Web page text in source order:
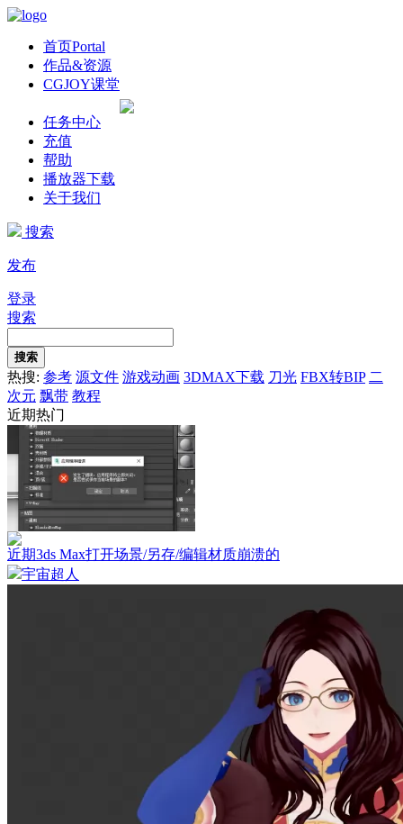
首页Portal
作品&资源
CGJOY课堂
任务中心
充值
帮助
播放器下载
关于我们
搜索
发布
登录
搜索
搜索
热搜: 参考 源文件 游戏动画 3DMAX下载 刀光 FBX转BIP 二
次元 飘带 教程
近期热门
近期3ds Max打开场景/另存/编辑材质崩溃的
宇宙超人